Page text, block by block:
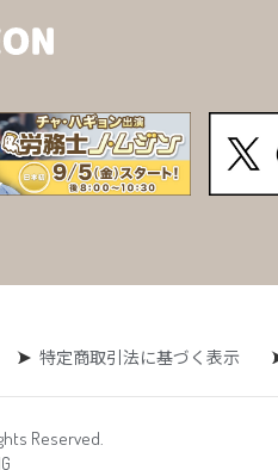
特定商取引法に基づく表示
Reserved.